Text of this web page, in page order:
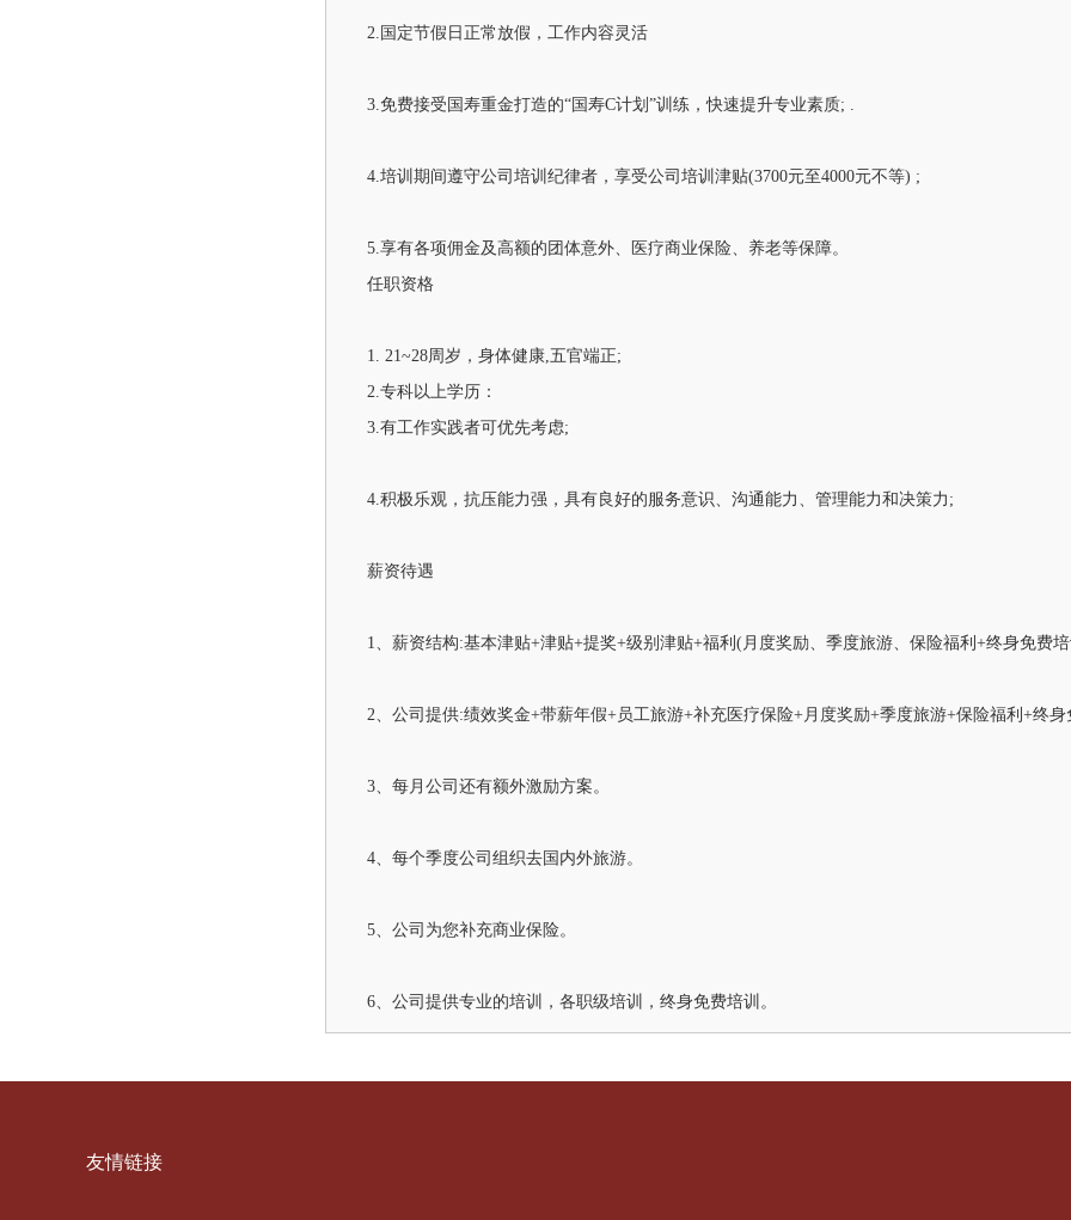
2.国定节假日正常放假，工作内容灵活
3.免费接受国寿重金打造的“国寿C计划”训练，快速提升专业素质; .
4.培训期间遵守公司培训纪律者，享受公司培训津贴(3700元至4000元不等) ;
5.享有各项佣金及高额的团体意外、医疗商业保险、养老等保障。
任职资格
1. 21~28周岁，身体健康,五官端正;
2.专科以上学历：
3.有工作实践者可优先考虑;
4.积极乐观，抗压能力强，具有良好的服务意识、沟通能力、管理能力和决策力;
薪资待遇
1、薪资结构:基本津贴+津贴+提奖+级别津贴+福利(月度奖励、季度旅游、保险福利+终身免费
2、公司提供:绩效奖金+带薪年假+员工旅游+补充医疗保险+月度奖励+季度旅游+保险福利+终
3、每月公司还有额外激励方案。
4、每个季度公司组织去国内外旅游。
5、公司为您补充商业保险。
6、公司提供专业的培训，各职级培训，终身免费培训。
友情链接